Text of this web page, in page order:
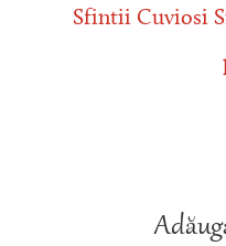
Sfintii Cuviosi